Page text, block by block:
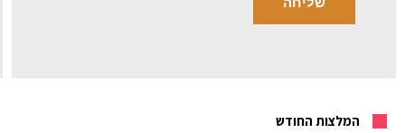
המלצות החודש